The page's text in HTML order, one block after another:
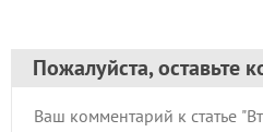
Пожалуйста, оставьте